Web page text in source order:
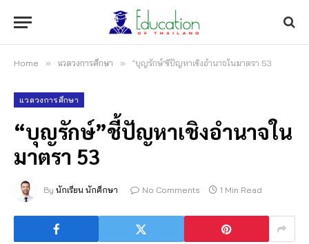
Home » แวดวงการศึกษา » “บุญรักษ์”ชี้ปัญหาเชิงอำนาจในมาตรา 53
แวดวงการศึกษา
“บุญรักษ์”ชี้ปัญหาเชิงอำนาจใน
มาตรา 53
By นักเรียน นักศึกษา No Comments 1 Min Read